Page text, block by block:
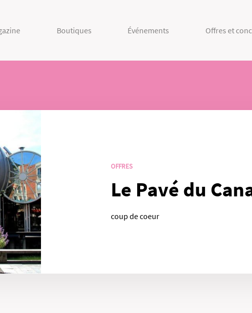
Boutiques Événements Offres et
OFFRES
Le Pavé du
coup de coeur